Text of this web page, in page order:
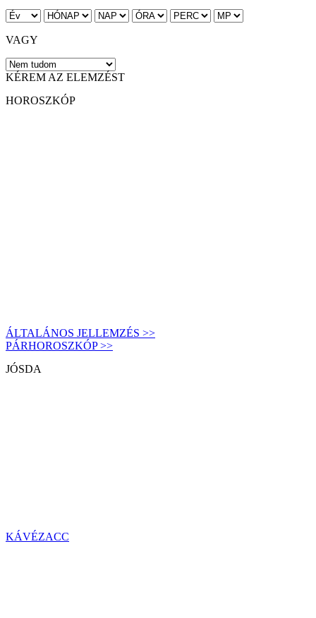
VAGY
KÉREM AZ ELEMZÉST
HOROSZKÓP
ÁLTALÁNOS JELLEMZÉS >>
PÁRHOROSZKÓP >>
JÓSDA
KÁVÉZACC